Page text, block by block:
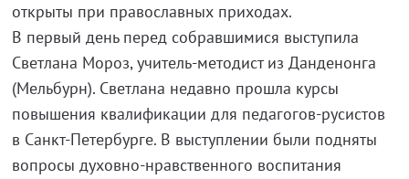
открыты при православных приходах.
В первый день перед собравшимися выступила
Светлана Мороз, учитель-методист из Данденонга
(Мельбурн). Светлана недавно прошла курсы
повышения квалификации для педагогов-русистов
в Санкт-Петербурге. В выступлении были подняты
вопросы духовно-нравственного воспитания